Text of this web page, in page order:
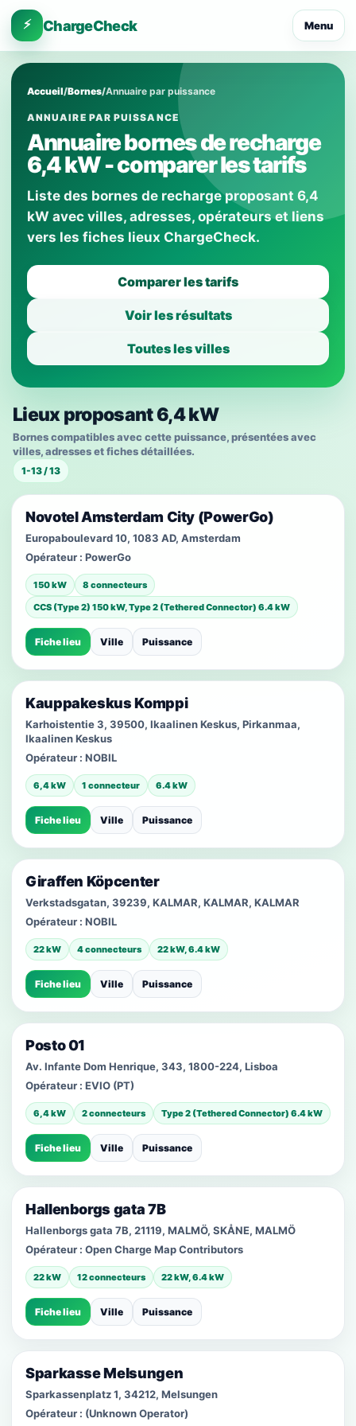
⚡ ChargeCheck Menu
Accueil/Bornes/Annuaire par puissance
ANNUAIRE PAR PUISSANCE
Annuaire bornes de recharge
6,4 kW - comparer les tarifs
Liste des bornes de recharge proposant 6,4
kW avec villes, adresses, opérateurs et liens
vers les fiches lieux ChargeCheck.
Comparer les tarifs
Voir les résultats
Toutes les villes
Lieux proposant 6,4 kW
Bornes compatibles avec cette puissance, présentées avec
villes, adresses et fiches détaillées.
1-13 / 13
Novotel Amsterdam City (PowerGo)
Europaboulevard 10, 1083 AD, Amsterdam
Opérateur : PowerGo
150 kW
8 connecteurs
CCS (Type 2) 150 kW, Type 2 (Tethered Connector) 6.4 kW
Fiche lieu Ville Puissance
Kauppakeskus Komppi
Karhoistentie 3, 39500, Ikaalinen Keskus, Pirkanmaa,
Ikaalinen Keskus
Opérateur : NOBIL
6,4 kW 1 connecteur 6.4 kW
Fiche lieu Ville Puissance
Giraffen Köpcenter
Verkstadsgatan, 39239, KALMAR, KALMAR, KALMAR
Opérateur : NOBIL
22 kW 4 connecteurs 22 kW, 6.4 kW
Fiche lieu Ville Puissance
Posto 01
Av. Infante Dom Henrique, 343, 1800-224, Lisboa
Opérateur : EVIO (PT)
6,4 kW 2 connecteurs Type 2 (Tethered Connector) 6.4 kW
Fiche lieu Ville Puissance
Hallenborgs gata 7B
Hallenborgs gata 7B, 21119, MALMÖ, SKÅNE, MALMÖ
Opérateur : Open Charge Map Contributors
22 kW 12 connecteurs 22 kW, 6.4 kW
Fiche lieu Ville Puissance
Sparkasse Melsungen
Sparkassenplatz 1, 34212, Melsungen
Opérateur : (Unknown Operator)